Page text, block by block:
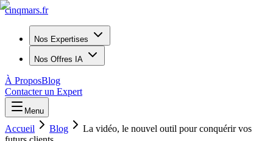
cinqmars.fr
Nos Expertises
Nos Offres IA
À ProposBlog
Contacter un Expert
Menu
Accueil Blog
La vidéo, le nouvel outil pour conquérir vos